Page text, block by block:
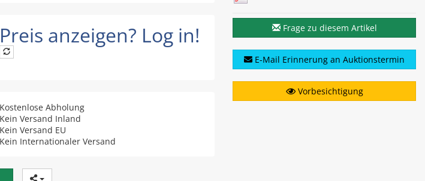
Preis anzeigen? Log in!
Kostenlose Abholung
Kein Versand Inland
Kein Versand EU
Kein Internationaler Versand
Frage zu diesem Artikel
E-Mail Erinnerung an Auktionstermin
Vorbesichtigung